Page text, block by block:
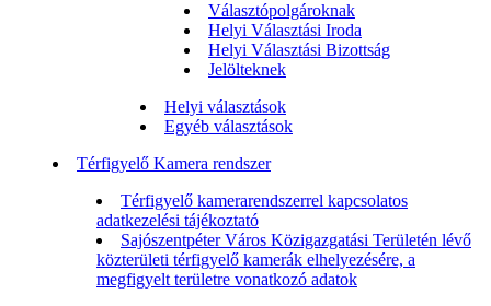
Választópolgároknak
Helyi Választási Iroda
Helyi Választási Bizottság
Jelölteknek
Helyi választások
Egyéb választások
Térfigyelő Kamera rendszer
Térfigyelő kamerarendszerrel kapcsolatos
adatkezelési tájékoztató
Sajószentpéter Város Közigazgatási Területén lévő
közterületi térfigyelő kamerák elhelyezésére, a
megfigyelt területre vonatkozó adatok